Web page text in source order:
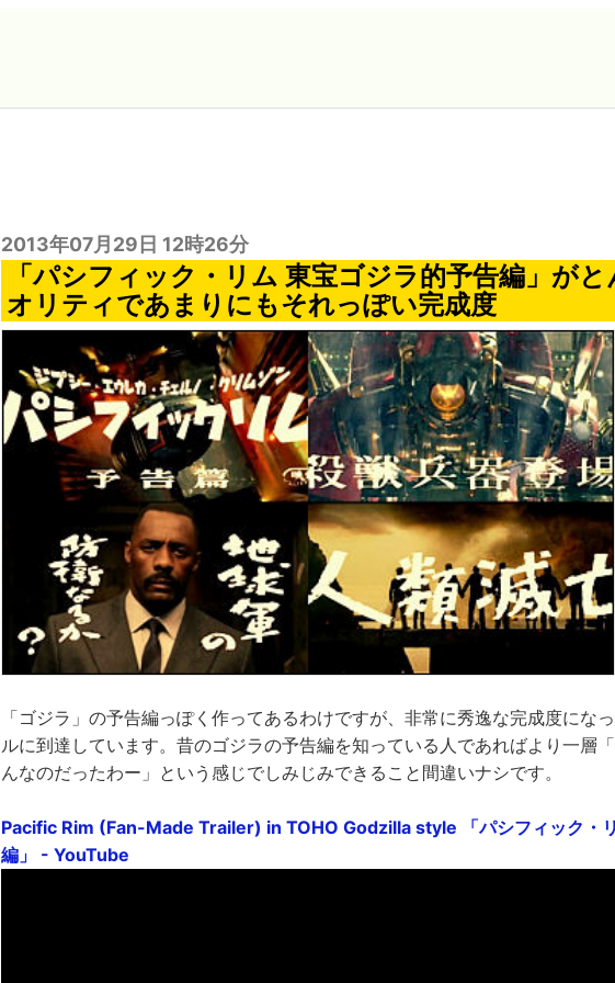
2013年07月29日 12時26分
「パシフィック・リム 東宝ゴジラ的予告編」が
オリティであまりにもそれっぽい完成度
「ゴジラ」の予告編っぽく作ってあるわけですが、非常に秀逸な完成度にな
ルに到達しています。昔のゴジラの予告編を知っている人であればより一層
んなのだったわー」という感じでしみじみできること間違いナシです。
Pacific Rim (Fan-Made Trailer) in TOHO Godzilla style 「パシフィック・
編」 - YouTube